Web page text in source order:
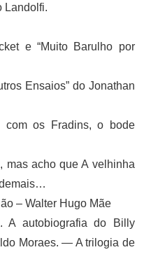
Landolfi.
e “Muito Barulho por
Ensaios” do Jonathan
os Fradins, o bode
acho que A velhinha
– Walter Hugo Mãe
autobiografia do Billy
Moraes. — A trilogia de